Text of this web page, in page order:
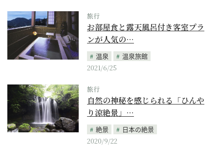
旅行
お部屋食と露天風呂付き客室プラ
ンが人気の…
温泉
温泉旅館
2021/6/25
旅行
自然の神秘を感じられる「ひんや
り涼絶景」…
絶景
日本の絶景
2020/9/22